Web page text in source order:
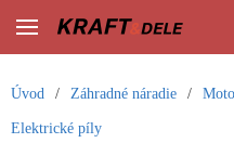
Úvod / Záhradné náradie /
Elektrické píly